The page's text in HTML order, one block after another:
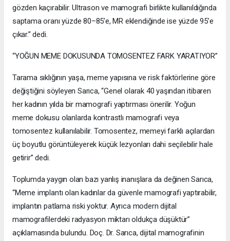
gözden kaçırabilir. Ultrason ve mamografi birlikte kullanıldığında
saptama oranı yüzde 80–85’e, MR eklendiğinde ise yüzde 95’e
çıkar.” dedi.
“YOĞUN MEME DOKUSUNDA TOMOSENTEZ FARK YARATIYOR”
Tarama sıklığının yaşa, meme yapısına ve risk faktörlerine göre
değiştiğini söyleyen Sarıca, “Genel olarak 40 yaşından itibaren
her kadının yılda bir mamografi yaptırması önerilir. Yoğun
meme dokusu olanlarda kontrastlı mamografi veya
tomosentez kullanılabilir. Tomosentez, memeyi farklı açılardan
üç boyutlu görüntüleyerek küçük lezyonları dahi seçilebilir hale
getirir” dedi.
Toplumda yaygın olan bazı yanlış inanışlara da değinen Sarıca,
“Meme implantı olan kadınlar da güvenle mamografi yaptırabilir,
implantın patlama riski yoktur. Ayrıca modern dijital
mamografilerdeki radyasyon miktarı oldukça düşüktür”
açıklamasında bulundu. Doç. Dr. Sarıca, dijital mamografinin